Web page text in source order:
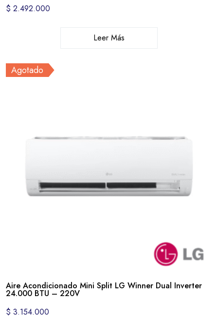
$ 2.492.000
Leer Más
Agotado
Aire Acondicionado Mini Split LG Winner Dual Inverter
24.000 BTU – 220V
$ 3.154.000